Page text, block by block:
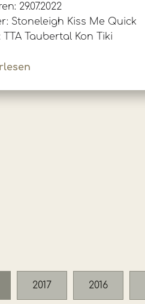
29.07.2022
Stoneleigh Kiss Me Quick
TTA Taubertal Kon Tiki
2017 2016